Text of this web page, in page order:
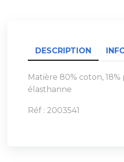
DESCRIPTION
Matière 80% coton, 18%
élasthanne
Réf : 2003541